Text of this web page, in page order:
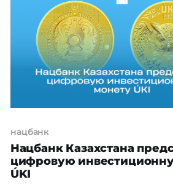
нацбанк
Нацбанк Казахстана
цифровую
ÚKI